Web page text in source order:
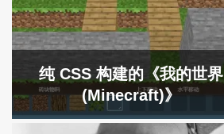
纯 CSS 构建的《我的世界
(Minecraft)》